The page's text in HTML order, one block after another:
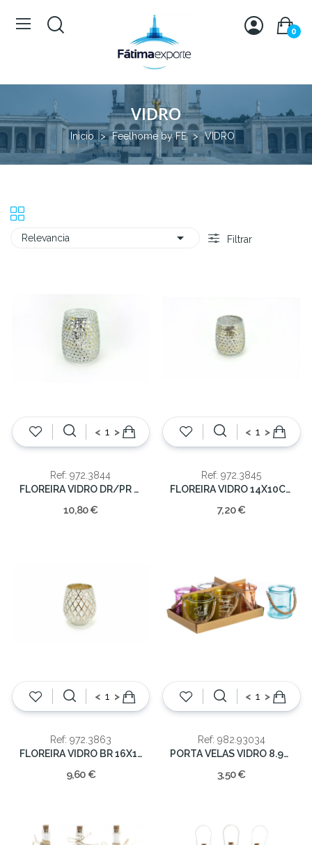
0
VIDRO
Inicio Feelhome by FE VIDRO
Relevancia  Filtrar
< >
Ref: 972.3844
FLOREIRA VIDRO DR/PR 18.5X11.5CM
10,80 €
< >
Ref: 972.3845
FLOREIRA VIDRO 14X10CM
7,20 €
< >
Ref: 972.3863
FLOREIRA VIDRO BR 16X10CM
9,60 €
< >
Ref: 982.93034
PORTA VELAS VIDRO 8.9X8.9X10CM
3,50 €